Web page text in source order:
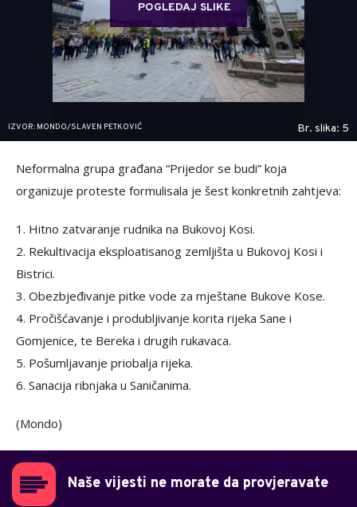
POGLEDAJ SLIKE
IZVOR: MONDO/SLAVEN PETKOVIĆ Br. slika: 5
Neformalna grupa građana “Prijedor se budi” koja
organizuje proteste formulisala je šest konkretnih zahtjeva:
1. Hitno zatvaranje rudnika na Bukovoj Kosi.
2. Rekultivacija eksploatisanog zemljišta u Bukovoj Kosi i
Bistrici.
3. Obezbjeđivanje pitke vode za mještane Bukove Kose.
4. Pročišćavanje i produbljivanje korita rijeka Sane i
Gomjenice, te Bereka i drugih rukavaca.
5. Pošumljavanje priobalja rijeka.
6. Sanacija ribnjaka u Saničanima.
(Mondo)
Naše vijesti ne morate da provjeravate